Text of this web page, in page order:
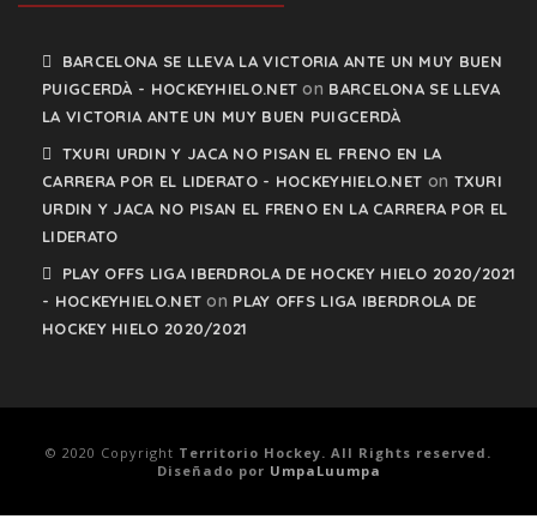
BARCELONA SE LLEVA LA VICTORIA ANTE UN MUY BUEN
PUIGCERDÀ - HOCKEYHIELO.NET on BARCELONA SE LLEVA
LA VICTORIA ANTE UN MUY BUEN PUIGCERDÀ
TXURI URDIN Y JACA NO PISAN EL FRENO EN LA
CARRERA POR EL LIDERATO - HOCKEYHIELO.NET on TXURI
URDIN Y JACA NO PISAN EL FRENO EN LA CARRERA POR EL
LIDERATO
PLAY OFFS LIGA IBERDROLA DE HOCKEY HIELO 2020/2021
- HOCKEYHIELO.NET on PLAY OFFS LIGA IBERDROLA DE
HOCKEY HIELO 2020/2021
© 2020 Copyright Territorio Hockey. All Rights reserved.
Diseñado por UmpaLuumpa